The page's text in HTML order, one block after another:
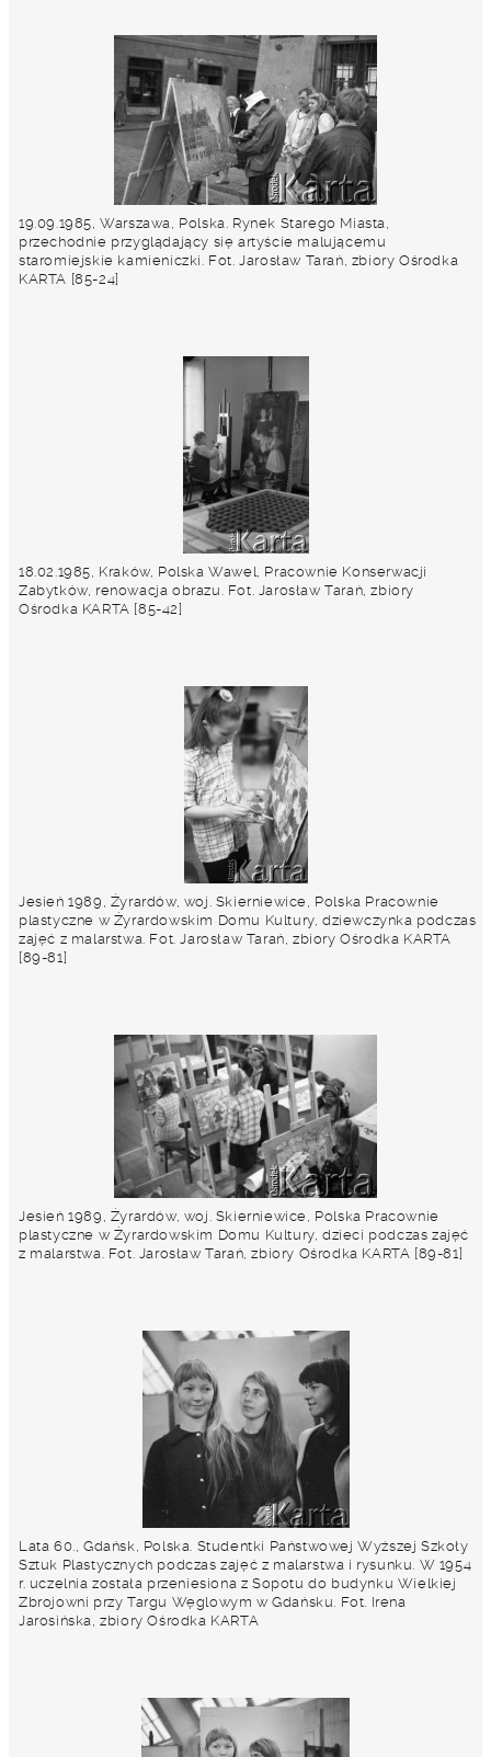
19.09.1985, Warszawa, Polska. Rynek Starego Miasta,
przechodnie przyglądający się artyście malującemu
staromiejskie kamieniczki. Fot. Jarosław Tarań, zbiory Ośrodka
KARTA [85-24]
18.02.1985, Kraków, Polska Wawel, Pracownie Konserwacji
Zabytków, renowacja obrazu. Fot. Jarosław Tarań, zbiory
Ośrodka KARTA [85-42]
Jesień 1989, Żyrardów, woj. Skierniewice, Polska Pracownie
plastyczne w Żyrardowskim Domu Kultury, dziewczynka podczas
zajęć z malarstwa. Fot. Jarosław Tarań, zbiory Ośrodka KARTA
[89-81]
Jesień 1989, Żyrardów, woj. Skierniewice, Polska Pracownie
plastyczne w Żyrardowskim Domu Kultury, dzieci podczas zajęć
z malarstwa. Fot. Jarosław Tarań, zbiory Ośrodka KARTA [89-81]
Lata 60., Gdańsk, Polska. Studentki Państwowej Wyższej Szkoły
Sztuk Plastycznych podczas zajęć z malarstwa i rysunku. W 1954
r. uczelnia została przeniesiona z Sopotu do budynku Wielkiej
Zbrojowni przy Targu Węglowym w Gdańsku. Fot. Irena
Jarosińska, zbiory Ośrodka KARTA